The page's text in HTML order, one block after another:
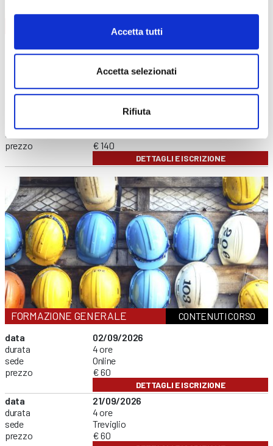
Accetta tutti
Accetta selezionati
Rifiuta
data
durata
08/09/2026
6 ore
Curno
DETTAGLI E ISCRIZIONE
sede
prezzo
01/12/2026
Clusone
€ 140
DETTAGLI E ISCRIZIONE
FORMAZIONE GENERALE
CONTENUTI CORSO
data
durata
sede
prezzo
02/09/2026
4 ore
Online
€ 60
DETTAGLI E ISCRIZIONE
data
durata
sede
prezzo
21/09/2026
4 ore
Treviglio
€ 60